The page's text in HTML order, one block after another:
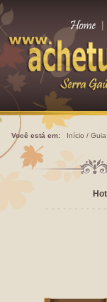
Você está em: Início/